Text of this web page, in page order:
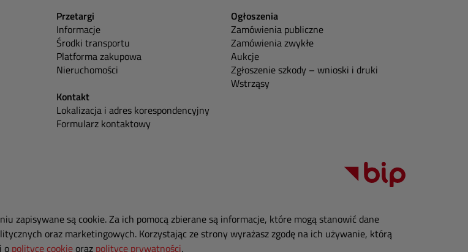
Przetargi
Informacje
Środki transportu
Platforma zakupowa
Nieruchomości
Ogłoszenia
Zamówienia publiczne
Zamówienia zwykłe
Aukcje
Zgłoszenie szkody – wnioski i druki
Wstrząsy
Kontakt
Lokalizacja i adres korespondencyjny
Formularz kontaktowy
zapisywane są cookie. Za ich pomocą zbierane są informacje, które mogą stanowić dane
oraz marketingowych. Korzystając ze strony wyrażasz zgodę na ich używanie, którą
o polityce cookie oraz polityce prywatności.